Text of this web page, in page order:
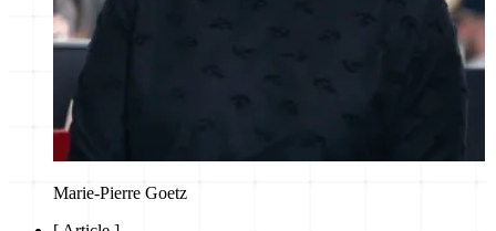
Marie-Pierre Goetz